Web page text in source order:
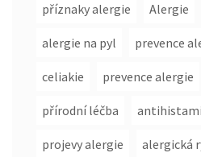
příznaky alergie Alergie
alergie na pyl prevence
celiakie prevence alergie
přírodní léčba
projevy alergie alergická